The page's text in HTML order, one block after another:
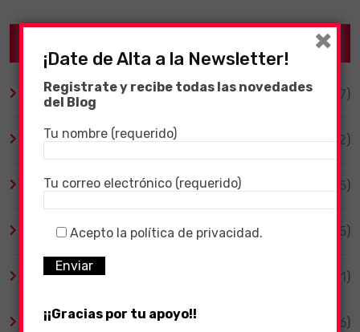
Altavoces Inteligentes (17)
Android (12)
Animales (5)
Bicicletas Eléctricas (5)
Cine y Series (11)
Coronavirus (106)
¡Date de Alta a la Newsletter!
Registrate y recibe todas las novedades
del Blog
Tu nombre (requerido)
Tu correo electrónico (requerido)
Acepto la política de privacidad.
¡¡Gracias por tu apoyo!!
×